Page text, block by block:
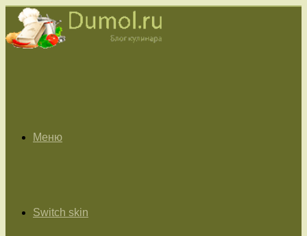
Меню
Switch skin